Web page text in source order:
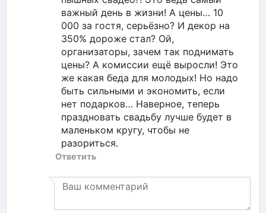
важный день в жизни! А цены… 10
000 за гостя, серьёзно? И декор на
350% дороже стал? Ой,
организаторы, зачем так поднимать
цены? А комиссии ещё выросли! Это
же какая беда для молодых! Но надо
быть сильными и экономить, если
нет подарков… Наверное, теперь
праздновать свадьбу лучше будет в
маленьком кругу, чтобы не
разориться.
Ответить